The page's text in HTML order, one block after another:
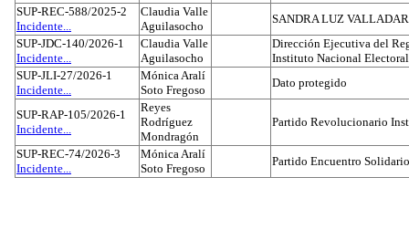
SUP-REC-588/2025-2
Incidente...
Claudia Valle
Aguilasocho
SANDRA LUZ
SUP-JDC-140/2026-1
Incidente...
Claudia Valle
Aguilasocho
Dirección Ejecutiva del
Instituto Nacional Electoral
SUP-JLI-27/2026-1
Incidente...
Mónica Aralí
Soto Fregoso
Dato protegido
SUP-RAP-105/2026-1
Incidente...
Reyes
Rodríguez
Mondragón
Partido Revolucionario
SUP-REC-74/2026-3
Incidente...
Mónica Aralí
Soto Fregoso
Partido Encuentro